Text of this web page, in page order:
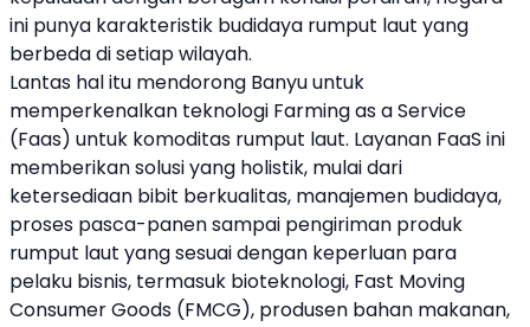
ini punya karakteristik budidaya rumput laut yang
berbeda di setiap wilayah.
Lantas hal itu mendorong Banyuuntuk
memperkenalkan teknologi Farming as a Service
(Faas) untuk komoditas rumput laut. Layanan FaaS ini
memberikan solusi yang holistik, mulai dari
ketersediaan bibit berkualitas, manajemen budidaya,
proses pasca-panen sampai pengiriman produk
rumput laut yang sesuai dengan keperluan para
pelaku bisnis, termasuk bioteknologi, Fast Moving
Consumer Goods (FMCG), produsen bahan makanan,